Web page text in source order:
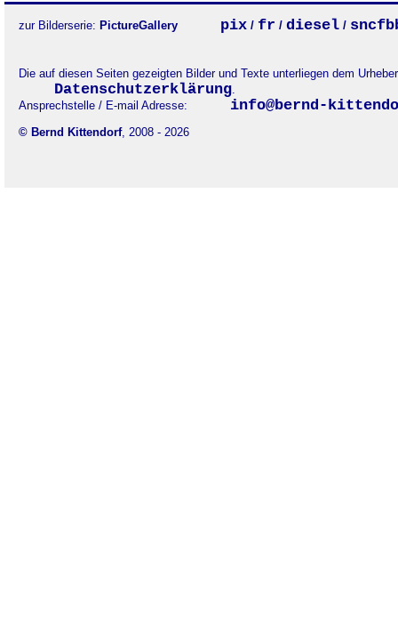
zur Bilderserie: PictureGallery pix / fr / diesel /
Die auf diesen Seiten gezeigten Bilder und Texte unterliegen dem
Datenschutzerklärung.
Ansprechstelle / E-mail Adresse:
info@bernd-
© Bernd Kittendorf, 2008 - 2026